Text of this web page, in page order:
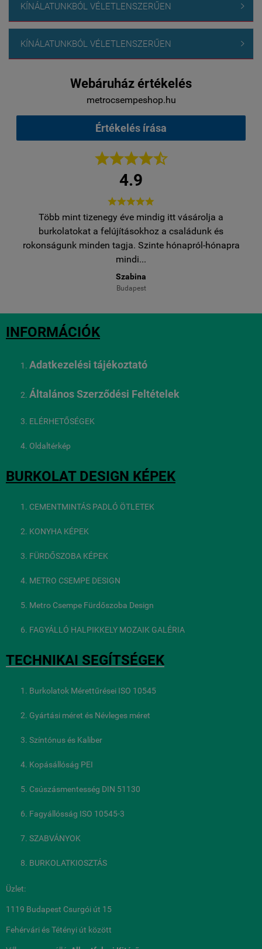
KÍNÁLATUNKBÓL VÉLETLENSZERŰEN 
KÍNÁLATUNKBÓL VÉLETLENSZERŰEN 
Webáruház értékelés
metrocsempeshop.hu
Értékelés írása

4.9

Több mint tizenegy éve mindig itt vásárolja a
burkolatokat a felújításokhoz a családunk és
rokonságunk minden tagja. Szinte hónapról-hónapra
mindi...
Szabina
Budapest
INFORMÁCIÓK
Adatkezelési tájékoztató
Általános Szerződési Feltételek
ELÉRHETŐSÉGEK
Oldaltérkép
BURKOLAT DESIGN KÉPEK
CEMENTMINTÁS PADLÓ ÖTLETEK
KONYHA KÉPEK
FÜRDŐSZOBA KÉPEK
METRO CSEMPE DESIGN
Metro Csempe Fürdőszoba Design
FAGYÁLLÓ HALPIKKELY MOZAIK GALÉRIA
TECHNIKAI SEGÍTSÉGEK
Burkolatok Mérettűrései ISO 10545
Gyártási méret és Névleges méret
Színtónus és Kaliber
Kopásállóság PEI
Csúszásmentesség DIN 51130
Fagyállósság ISO 10545-3
SZABVÁNYOK
BURKOLATKIOSZTÁS
Üzlet:
1119 Budapest Csurgói út 15
Fehérvári és Tétényi út között